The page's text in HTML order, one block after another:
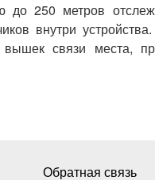
250 метров
внутри
связи места,
Обратная связь